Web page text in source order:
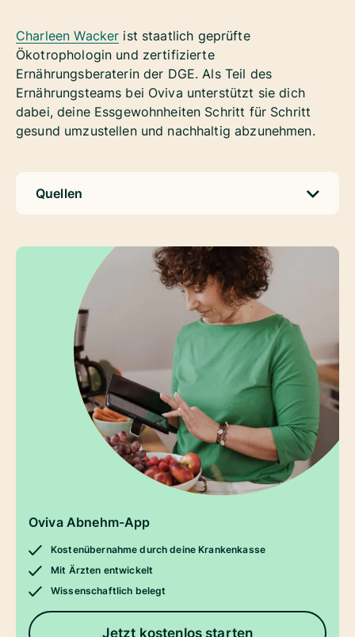
Charleen Wacker ist staatlich geprüfte
Ökotrophologin und zertifizierte
Ernährungsberaterin der DGE. Als Teil des
Ernährungsteams bei Oviva unterstützt sie dich
dabei, deine Essgewohnheiten Schritt für Schritt
gesund umzustellen und nachhaltig abzunehmen.
Quellen
Oviva Abnehm-App
Kostenübernahme durch deine Krankenkasse
Mit Ärzten entwickelt
Wissenschaftlich belegt
Jetzt kostenlos starten